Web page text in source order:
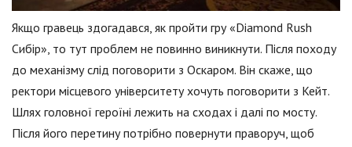
Якщо гравець здогадався, як пройти гру «Diamond Rush
Сибір», то тут проблем не повинно виникнути. Після походу
до механізму слід поговорити з Оскаром. Він скаже, що
ректори місцевого університету хочуть поговорити з Кейт.
Шлях головної героїні лежить на сходах і далі по мосту.
Після його перетину потрібно повернути праворуч, щоб